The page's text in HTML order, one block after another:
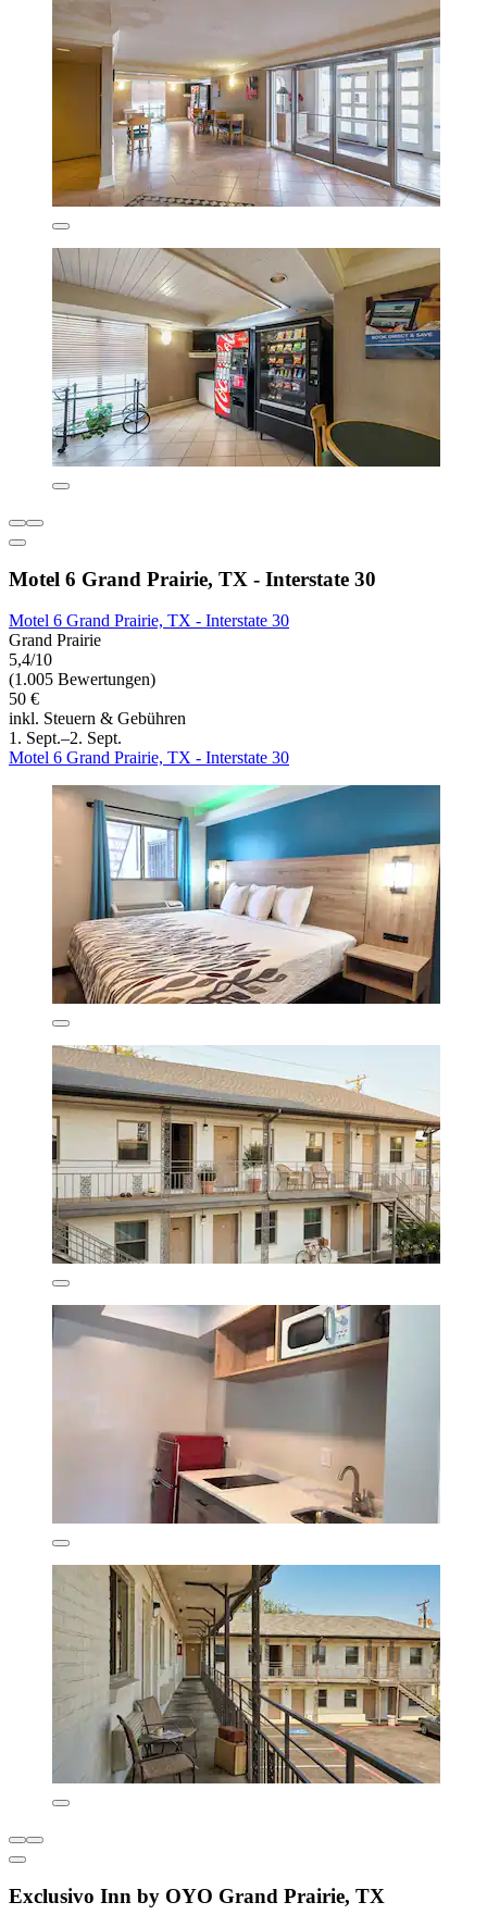
Motel 6 Grand Prairie, TX - Interstate 30
Motel 6 Grand Prairie, TX - Interstate 30
Grand Prairie
5,4/10
(1.005 Bewertungen)
50 €
inkl. Steuern & Gebühren
1. Sept.–2. Sept.
Motel 6 Grand Prairie, TX - Interstate 30
Exclusivo Inn by OYO Grand Prairie, TX